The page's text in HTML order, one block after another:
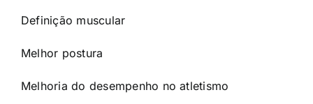
Definição muscular
Melhor postura
Melhoria do desempenho no atletismo